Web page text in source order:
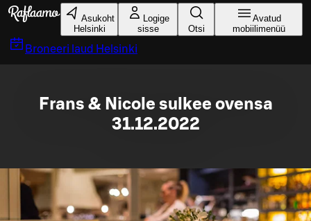
Liigu peamise sisu juurde
Asukoht
Helsinki
Logige
sisse
Otsi
Avatud
mobiilimenüü
Broneeri laud Helsinki
Frans & Nicole sulkee ovensa
31.12.2022